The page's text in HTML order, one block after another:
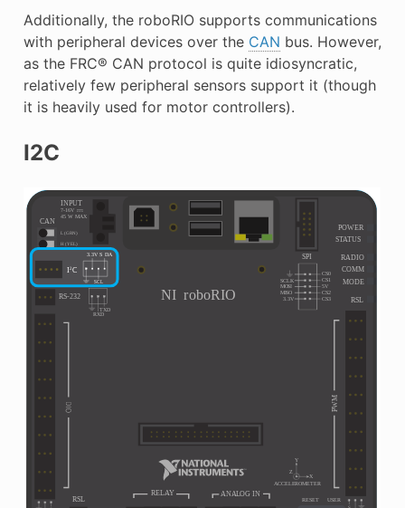
Additionally, the roboRIO supports communications
with peripheral devices over the CAN bus. However,
as the FRC® CAN protocol is quite idiosyncratic,
relatively few peripheral sensors support it (though
it is heavily used for motor controllers).
I2C